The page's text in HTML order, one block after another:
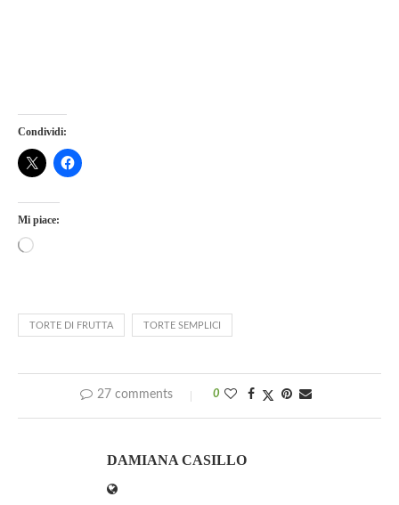
Condividi:
Mi piace:
TORTE DI FRUTTA TORTE SEMPLICI
27 comments 0
DAMIANA CASILLO